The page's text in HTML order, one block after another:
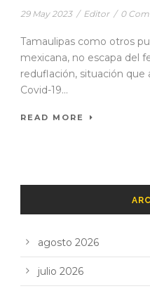
29 May 2023 / Editor / 0
Tamaulipas como otros
mexicana, no escapa del
reduflación, situación
Covid-19...
READ MORE
agosto 2026
julio 2026